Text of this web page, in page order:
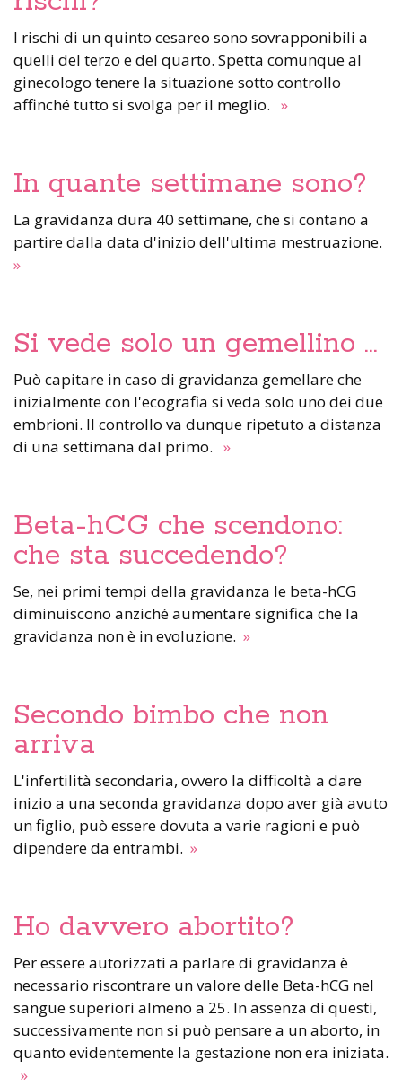
I rischi di un quinto cesareo sono sovrapponibili a
quelli del terzo e del quarto. Spetta comunque al
ginecologo tenere la situazione sotto controllo
affinché tutto si svolga per il meglio. »
In quante settimane sono?
La gravidanza dura 40 settimane, che si contano a
partire dalla data d'inizio dell'ultima mestruazione.
»
Si vede solo un gemellino …
Può capitare in caso di gravidanza gemellare che
inizialmente con l'ecografia si veda solo uno dei due
embrioni. Il controllo va dunque ripetuto a distanza
di una settimana dal primo. »
Beta-hCG che scendono:
che sta succedendo?
Se, nei primi tempi della gravidanza le beta-hCG
diminuiscono anziché aumentare significa che la
gravidanza non è in evoluzione. »
Secondo bimbo che non
arriva
L'infertilità secondaria, ovvero la difficoltà a dare
inizio a una seconda gravidanza dopo aver già avuto
un figlio, può essere dovuta a varie ragioni e può
dipendere da entrambi. »
Ho davvero abortito?
Per essere autorizzati a parlare di gravidanza è
necessario riscontrare un valore delle Beta-hCG nel
sangue superiori almeno a 25. In assenza di questi,
successivamente non si può pensare a un aborto, in
quanto evidentemente la gestazione non era iniziata.
»